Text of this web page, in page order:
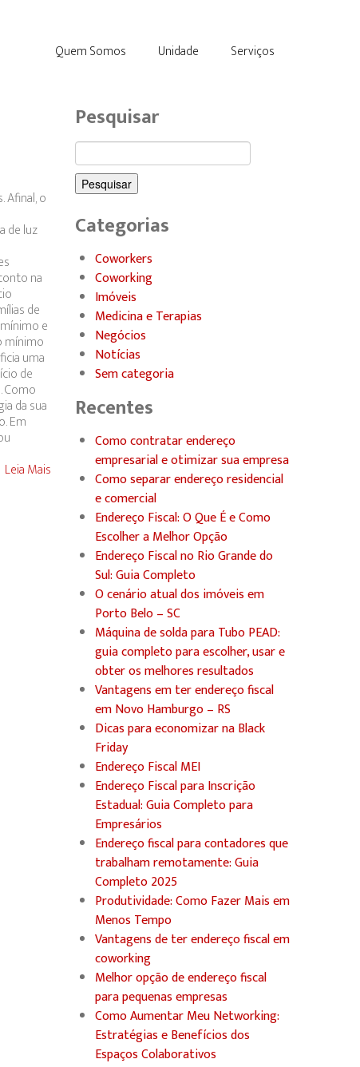
Quem Somos Unidade Serviços
Afinal, o
de luz
na
de
e
mínimo
uma
de
Como
da sua
Em
Leia Mais
Pesquisar
Pesquisar
por:
Categorias
Coworkers
Coworking
Imóveis
Medicina e Terapias
Negócios
Notícias
Sem categoria
Recentes
Como contratar endereço
empresarial e otimizar sua empresa
Como separar endereço residencial
e comercial
Endereço Fiscal: O Que É e Como
Escolher a Melhor Opção
Endereço Fiscal no Rio Grande do
Sul: Guia Completo
O cenário atual dos imóveis em
Porto Belo – SC
Máquina de solda para Tubo PEAD:
guia completo para escolher, usar e
obter os melhores resultados
Vantagens em ter endereço fiscal
em Novo Hamburgo – RS
Dicas para economizar na Black
Friday
Endereço Fiscal MEI
Endereço Fiscal para Inscrição
Estadual: Guia Completo para
Empresários
Endereço fiscal para contadores que
trabalham remotamente: Guia
Completo 2025
Produtividade: Como Fazer Mais em
Menos Tempo
Vantagens de ter endereço fiscal em
coworking
Melhor opção de endereço fiscal
para pequenas empresas
Como Aumentar Meu Networking:
Estratégias e Benefícios dos
Espaços Colaborativos